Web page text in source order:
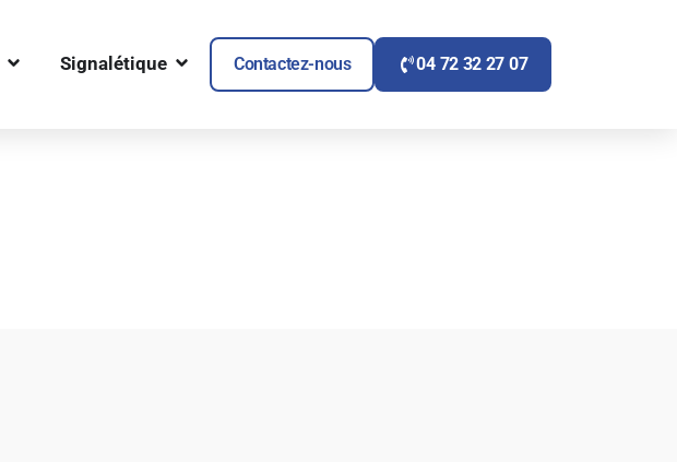
OUVRIR OBJET PUBLICITAIRE
Signalétique OUVRIR SIGNALÉTIQUE
Contactez-nous 04 72 32 27 07